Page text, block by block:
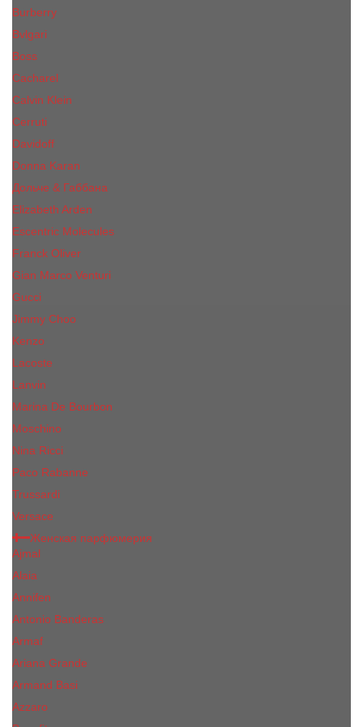
Burberry
Bvlgari
Boss
Cacharel
Calvin Klein
Cerruti
Davidoff
Donna Karan
Дольче & Габбана
Elizabeth Arden
Escentric Molecules
Franck Oliver
Gian Marco Venturi
Gucci
Jimmy Choo
Kenzo
Lacoste
Lanvin
Marina De Bourbon
Moschino
Nina Ricci
Paco Rabanne
Trussardi
Versace
Женская парфюмерия
Ajmal
Alaia
Annifen
Antonio Banderas
Armaf
Ariana Grande
Armand Basi
Azzaro